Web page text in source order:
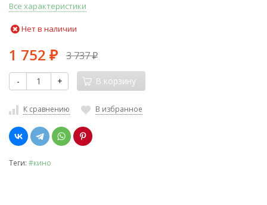
Все характеристики
Нет в наличии
1 752 ₽ 3 737₽
- + В корзину
К сравнению В избранное
Теги: #кино